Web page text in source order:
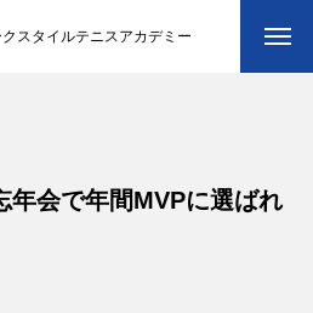
クスタイルテニスアカデミー
年会で年間MVPに選ばれ